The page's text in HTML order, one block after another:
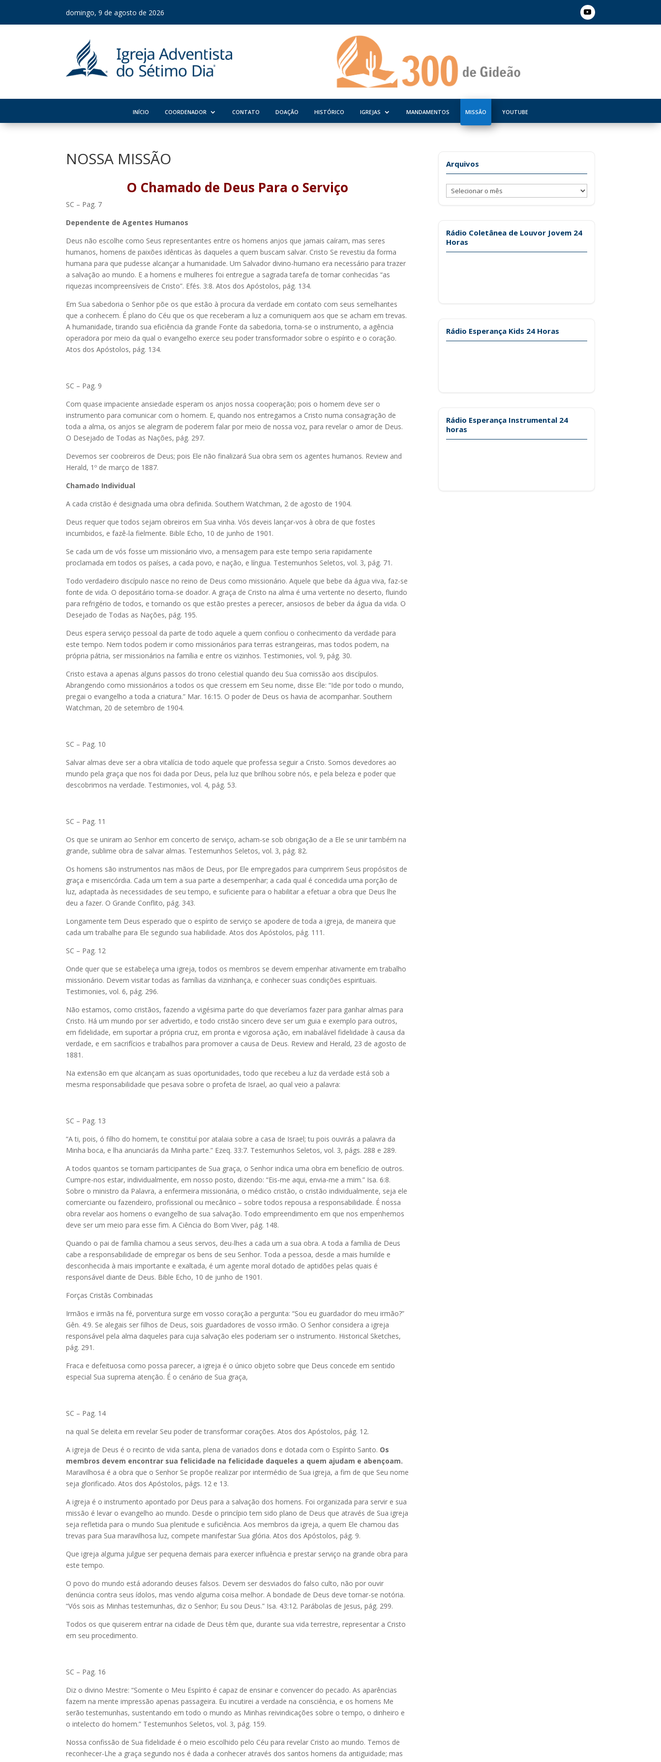
domingo, 9 de agosto de 2026
INÍCIO COORDENADOR CONTATO DOAÇÃO HISTÓRICO IGREJAS MANDAMENTOS MISSÃO YOUTUBE
NOSSA MISSÃO
O Chamado de Deus Para o Serviço
SC – Pag. 7
Dependente de Agentes Humanos
Deus não escolhe como Seus representantes entre os homens anjos que jamais caíram, mas seres
humanos, homens de paixões idênticas às daqueles a quem buscam salvar. Cristo Se revestiu da forma
humana para que pudesse alcançar a humanidade. Um Salvador divino-humano era necessário para trazer
a salvação ao mundo. E a homens e mulheres foi entregue a sagrada tarefa de tornar conhecidas “as
riquezas incompreensíveis de Cristo”. Efés. 3:8. Atos dos Apóstolos, pág. 134.
Em Sua sabedoria o Senhor põe os que estão à procura da verdade em contato com seus semelhantes
que a conhecem. É plano do Céu que os que receberam a luz a comuniquem aos que se acham em trevas.
A humanidade, tirando sua eficiência da grande Fonte da sabedoria, torna-se o instrumento, a agência
operadora por meio da qual o evangelho exerce seu poder transformador sobre o espírito e o coração.
Atos dos Apóstolos, pág. 134.
SC – Pag. 9
Com quase impaciente ansiedade esperam os anjos nossa cooperação; pois o homem deve ser o
instrumento para comunicar com o homem. E, quando nos entregamos a Cristo numa consagração de
toda a alma, os anjos se alegram de poderem falar por meio de nossa voz, para revelar o amor de Deus.
O Desejado de Todas as Nações, pág. 297.
Devemos ser coobreiros de Deus; pois Ele não finalizará Sua obra sem os agentes humanos. Review and
Herald, 1º de março de 1887.
Chamado Individual
A cada cristão é designada uma obra definida. Southern Watchman, 2 de agosto de 1904.
Deus requer que todos sejam obreiros em Sua vinha. Vós deveis lançar-vos à obra de que fostes
incumbidos, e fazê-la fielmente. Bible Echo, 10 de junho de 1901.
Se cada um de vós fosse um missionário vivo, a mensagem para este tempo seria rapidamente
proclamada em todos os países, a cada povo, e nação, e língua. Testemunhos Seletos, vol. 3, pág. 71.
Todo verdadeiro discípulo nasce no reino de Deus como missionário. Aquele que bebe da água viva, faz-se
fonte de vida. O depositário torna-se doador. A graça de Cristo na alma é uma vertente no deserto, fluindo
para refrigério de todos, e tornando os que estão prestes a perecer, ansiosos de beber da água da vida. O
Desejado de Todas as Nações, pág. 195.
Deus espera serviço pessoal da parte de todo aquele a quem confiou o conhecimento da verdade para
este tempo. Nem todos podem ir como missionários para terras estrangeiras, mas todos podem, na
própria pátria, ser missionários na família e entre os vizinhos. Testimonies, vol. 9, pág. 30.
Cristo estava a apenas alguns passos do trono celestial quando deu Sua comissão aos discípulos.
Abrangendo como missionários a todos os que cressem em Seu nome, disse Ele: “Ide por todo o mundo,
pregai o evangelho a toda a criatura.” Mar. 16:15. O poder de Deus os havia de acompanhar. Southern
Watchman, 20 de setembro de 1904.
SC – Pag. 10
Salvar almas deve ser a obra vitalícia de todo aquele que professa seguir a Cristo. Somos devedores ao
mundo pela graça que nos foi dada por Deus, pela luz que brilhou sobre nós, e pela beleza e poder que
descobrimos na verdade. Testimonies, vol. 4, pág. 53.
SC – Pag. 11
Os que se uniram ao Senhor em concerto de serviço, acham-se sob obrigação de a Ele se unir também na
grande, sublime obra de salvar almas. Testemunhos Seletos, vol. 3, pág. 82.
Os homens são instrumentos nas mãos de Deus, por Ele empregados para cumprirem Seus propósitos de
graça e misericórdia. Cada um tem a sua parte a desempenhar; a cada qual é concedida uma porção de
luz, adaptada às necessidades de seu tempo, e suficiente para o habilitar a efetuar a obra que Deus lhe
deu a fazer. O Grande Conflito, pág. 343.
Longamente tem Deus esperado que o espírito de serviço se apodere de toda a igreja, de maneira que
cada um trabalhe para Ele segundo sua habilidade. Atos dos Apóstolos, pág. 111.
SC – Pag. 12
Onde quer que se estabeleça uma igreja, todos os membros se devem empenhar ativamente em trabalho
missionário. Devem visitar todas as famílias da vizinhança, e conhecer suas condições espirituais.
Testimonies, vol. 6, pág. 296.
Não estamos, como cristãos, fazendo a vigésima parte do que deveríamos fazer para ganhar almas para
Cristo. Há um mundo por ser advertido, e todo cristão sincero deve ser um guia e exemplo para outros,
em fidelidade, em suportar a própria cruz, em pronta e vigorosa ação, em inabalável fidelidade à causa da
verdade, e em sacrifícios e trabalhos para promover a causa de Deus. Review and Herald, 23 de agosto de
1881.
Na extensão em que alcançam as suas oportunidades, todo que recebeu a luz da verdade está sob a
mesma responsabilidade que pesava sobre o profeta de Israel, ao qual veio a palavra:
SC – Pag. 13
“A ti, pois, ó filho do homem, te constituí por atalaia sobre a casa de Israel; tu pois ouvirás a palavra da
Minha boca, e lha anunciarás da Minha parte.” Ezeq. 33:7. Testemunhos Seletos, vol. 3, págs. 288 e 289.
A todos quantos se tornam participantes de Sua graça, o Senhor indica uma obra em benefício de outros.
Cumpre-nos estar, individualmente, em nosso posto, dizendo: “Eis-me aqui, envia-me a mim.” Isa. 6:8.
Sobre o ministro da Palavra, a enfermeira missionária, o médico cristão, o cristão individualmente, seja ele
comerciante ou fazendeiro, profissional ou mecânico – sobre todos repousa a responsabilidade. É nossa
obra revelar aos homens o evangelho de sua salvação. Todo empreendimento em que nos empenhemos
deve ser um meio para esse fim. A Ciência do Bom Viver, pág. 148.
Quando o pai de família chamou a seus servos, deu-lhes a cada um a sua obra. A toda a família de Deus
cabe a responsabilidade de empregar os bens de seu Senhor. Toda a pessoa, desde a mais humilde e
desconhecida à mais importante e exaltada, é um agente moral dotado de aptidões pelas quais é
responsável diante de Deus. Bible Echo, 10 de junho de 1901.
Forças Cristãs Combinadas
Irmãos e irmãs na fé, porventura surge em vosso coração a pergunta: “Sou eu guardador do meu irmão?”
Gên. 4:9. Se alegais ser filhos de Deus, sois guardadores de vosso irmão. O Senhor considera a igreja
responsável pela alma daqueles para cuja salvação eles poderiam ser o instrumento. Historical Sketches,
pág. 291.
Fraca e defeituosa como possa parecer, a igreja é o único objeto sobre que Deus concede em sentido
especial Sua suprema atenção. É o cenário de Sua graça,
SC – Pag. 14
na qual Se deleita em revelar Seu poder de transformar corações. Atos dos Apóstolos, pág. 12.
A igreja de Deus é o recinto de vida santa, plena de variados dons e dotada com o Espírito Santo. Os
membros devem encontrar sua felicidade na felicidade daqueles a quem ajudam e abençoam.
Maravilhosa é a obra que o Senhor Se propõe realizar por intermédio de Sua igreja, a fim de que Seu nome
seja glorificado. Atos dos Apóstolos, págs. 12 e 13.
A igreja é o instrumento apontado por Deus para a salvação dos homens. Foi organizada para servir e sua
missão é levar o evangelho ao mundo. Desde o princípio tem sido plano de Deus que através de Sua igreja
seja refletida para o mundo Sua plenitude e suficiência. Aos membros da igreja, a quem Ele chamou das
trevas para Sua maravilhosa luz, compete manifestar Sua glória. Atos dos Apóstolos, pág. 9.
Que igreja alguma julgue ser pequena demais para exercer influência e prestar serviço na grande obra para
este tempo.
O povo do mundo está adorando deuses falsos. Devem ser desviados do falso culto, não por ouvir
denúncia contra seus ídolos, mas vendo alguma coisa melhor. A bondade de Deus deve tornar-se notória.
“Vós sois as Minhas testemunhas, diz o Senhor; Eu sou Deus.” Isa. 43:12. Parábolas de Jesus, pág. 299.
Todos os que quiserem entrar na cidade de Deus têm que, durante sua vida terrestre, representar a Cristo
em seu procedimento.
SC – Pag. 16
Diz o divino Mestre: “Somente o Meu Espírito é capaz de ensinar e convencer do pecado. As aparências
fazem na mente impressão apenas passageira. Eu incutirei a verdade na consciência, e os homens Me
serão testemunhas, sustentando em todo o mundo as Minhas reivindicações sobre o tempo, o dinheiro e
o intelecto do homem.” Testemunhos Seletos, vol. 3, pág. 159.
Nossa confissão de Sua fidelidade é o meio escolhido pelo Céu para revelar Cristo ao mundo. Temos de
reconhecer-Lhe a graça segundo nos é dada a conhecer através dos santos homens da antiguidade; mas
Arquivos
Arquivos
Rádio Coletânea de Louvor Jovem 24
Horas
Rádio Esperança Kids 24 Horas
Rádio Esperança Instrumental 24
horas